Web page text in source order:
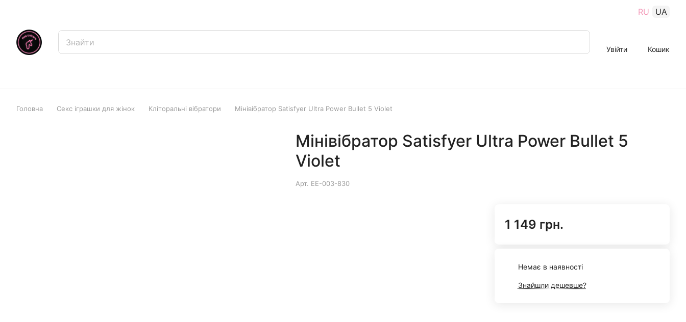
RU UA
Увійти Кошик
Головна Секс іграшки для жінок Кліторальні вібратори Мінівібратор Satisfyer Ultra Power Bullet 5 Violet
Мінівібратор Satisfyer Ultra Power Bullet 5
Violet
Арт. EE-003-830
1 149 грн.
Немає в наявності
Знайшли дешевше?